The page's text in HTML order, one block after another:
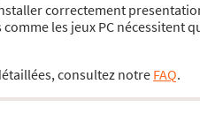
correctement
les jeux PC nécessitent
consultez notreFAQ.